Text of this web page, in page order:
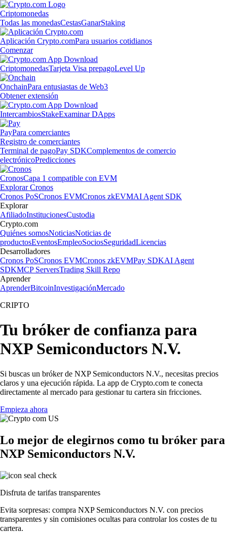
Criptomonedas
Todas las monedasCestasGanarStaking
Aplicación Crypto.comPara usuarios cotidianos
Comenzar
CriptomonedasTarjeta Visa prepagoLevel Up
OnchainPara entusiastas de Web3
Obtener extensión
IntercambiosStakeExaminar DApps
PayPara comerciantes
Registro de comerciantes
Terminal de pagoPay SDKComplementos de comercio
electrónicoPredicciones
CronosCapa 1 compatible con EVM
Explorar Cronos
Cronos PoSCronos EVMCronos zkEVMAI Agent SDK
Explorar
AfiliadoInstitucionesCustodia
Crypto.com
Quiénes somosNoticiasNoticias de
productosEventosEmpleoSociosSeguridadLicencias
Desarrolladores
Cronos PoSCronos EVMCronos zkEVMPay SDKAI Agent
SDKMCP ServersTrading Skill Repo
Aprender
AprenderBitcoinInvestigaciónMercado
CRIPTO
Tu bróker de confianza para
NXP Semiconductors N.V.
Si buscas un bróker de NXP Semiconductors N.V., necesitas precios
claros y una ejecución rápida. La app de Crypto.com te conecta
directamente al mercado para gestionar tu cartera sin fricciones.
Empieza ahora
Lo mejor de elegirnos como tu bróker para
NXP Semiconductors N.V.
Disfruta de tarifas transparentes
Evita sorpresas: compra NXP Semiconductors N.V. con precios
transparentes y sin comisiones ocultas para controlar los costes de tu
cartera.